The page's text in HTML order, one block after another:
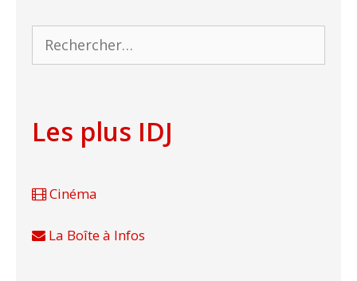
Rechercher :
Les plus IDJ
Cinéma
La Boîte à Infos